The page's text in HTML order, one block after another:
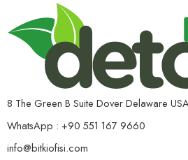
8 The Green B Suite Dover Delaware
WhatsApp : +90 551 167 9660
info@bitkiofisi.com